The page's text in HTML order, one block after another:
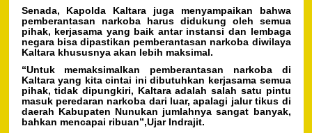
Senada, Kapolda Kaltara juga menyampaikan bahwa
pemberantasan narkoba harus didukung oleh semua
pihak, kerjasama yang baik antar instansi dan lembaga
negara bisa dipastikan pemberantasan narkoba diwilaya
Kaltara khususnya akan lebih maksimal.
“Untuk memaksimalkan pemberantasan narkoba di
Kaltara yang kita cintai ini dibutuhkan kerjasama semua
pihak, tidak dipungkiri, Kaltara adalah salah satu pintu
masuk peredaran narkoba dari luar, apalagi jalur tikus di
daerah Kabupaten Nunukan jumlahnya sangat banyak,
bahkan mencapai ribuan”,Ujar Indrajit.